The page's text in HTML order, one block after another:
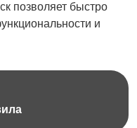
позволяет быстро
и